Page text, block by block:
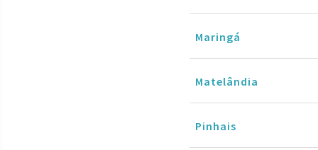
Maringá
Matelândia
Pinhais